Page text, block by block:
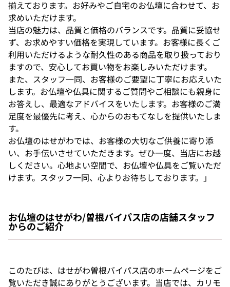
揃えております。お好みやご自宅のお仏壇に合わせて、お
求めいただけます。
当店の魅力は、品質と価格のバランスです。品質に妥協せ
ず、お求めやすい価格を実現しています。お客様に長くご
利用いただけるような耐久性のある商品を取り扱っており
ますので、安心してお買い物をお楽しみいただけます。
また、スタッフ一同、お客様のご要望に丁寧にお応えいた
します。お仏壇や仏具に関するご質問やご相談にも親身に
お答えし、最適なアドバイスをいたします。お客様のご満
足度を最優先に考え、心からのおもてなしを提供いたしま
す。
お仏壇のはせがわでは、お客様の大切なご供養に寄り添
い、お手伝いさせていただきます。ぜひ一度、当店にお越
しください。心地よい空間で、お仏壇や仏具をご覧いただ
けます。スタッフ一同、心よりお待ちしております。」
お仏壇のはせがわ/曽根バイパス店の店舗スタッフ
からのご紹介
このたびは、はせがわ曽根バイパス店のホームページをご
覧いただき誠にありがとうございます。当店では、カリモ